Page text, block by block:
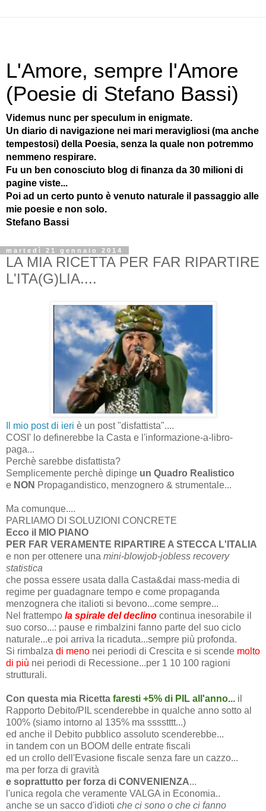
L'Amore, sempre l'Amore
(Poesie di Stefano Bassi)
Videmus nunc per speculum in enigmate.
Un diario di navigazione nei mari meravigliosi (ma anche
tempestosi) della Poesia, senza la quale non potremmo
nemmeno respirare.
Fu un ben conosciuto blog di finanza da 30 milioni di
pagine viste...
Poi ad un certo punto è venuto naturale il passaggio alle
mie poesie e non solo.
Stefano Bassi
martedì 21 gennaio 2014
LA MIA RICETTA PER FAR RIPARTIRE
L'ITA(G)LIA....
Il mio post di ieri è un post "disfattista"....
COSI' lo definerebbe la Casta e l'informazione-a-libro-
paga...
Perchè sarebbe disfattista?
Semplicemente perchè dipinge un Quadro Realistico
e NON Propagandistico, menzognero & strumentale...
Ma comunque....
PARLIAMO DI SOLUZIONI CONCRETE
Ecco il MIO PIANO
PER FAR VERAMENTE RIPARTIRE A STECCA L'ITALIA
e non per ottenere una mini-blowjob-jobless recovery
statistica
che possa essere usata dalla Casta&dai mass-media di
regime per guadagnare tempo e come propaganda
menzognera che italioti si bevono...come sempre...
Nel frattempo la spirale del declino continua inesorabile il
suo corso...: pause e rimbalzini fanno parte del suo ciclo
naturale...e poi arriva la ricaduta...sempre più profonda.
Si rimbalza di meno nei periodi di Crescita e si scende molto
di più nei periodi di Recessione...per 1 10 100 ragioni
strutturali.
Con questa mia Ricetta faresti +5% di PIL all'anno... il
Rapporto Debito/PIL scenderebbe in qualche anno sotto al
100% (siamo intorno al 135% ma sssstttt...)
ed anche il Debito pubblico assoluto scenderebbe...
in tandem con un BOOM delle entrate fiscali
ed un crollo dell'Evasione fiscale senza fare un cazzo...
ma per forza di gravità
e soprattutto per forza di CONVENIENZA...
l'unica regola che veramente VALGA in Economia..
anche se un sacco d'idioti che ci sono o che ci fanno